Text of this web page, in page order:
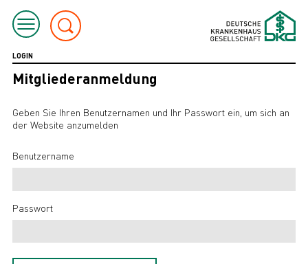
LOGIN
Mitgliederanmeldung
Geben Sie Ihren Benutzernamen und Ihr Passwort ein, um sich an
der Website anzumelden
Benutzername
Passwort